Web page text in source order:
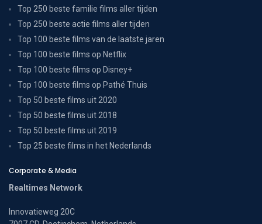
Top 250 beste familie films aller tijden
Top 250 beste actie films aller tijden
Top 100 beste films van de laatste jaren
Top 100 beste films op Netflix
Top 100 beste films op Disney+
Top 100 beste films op Pathé Thuis
Top 50 beste films uit 2020
Top 50 beste films uit 2018
Top 50 beste films uit 2019
Top 25 beste films in het Nederlands
Corporate & Media
Realtimes Network
Innovatieweg 20C